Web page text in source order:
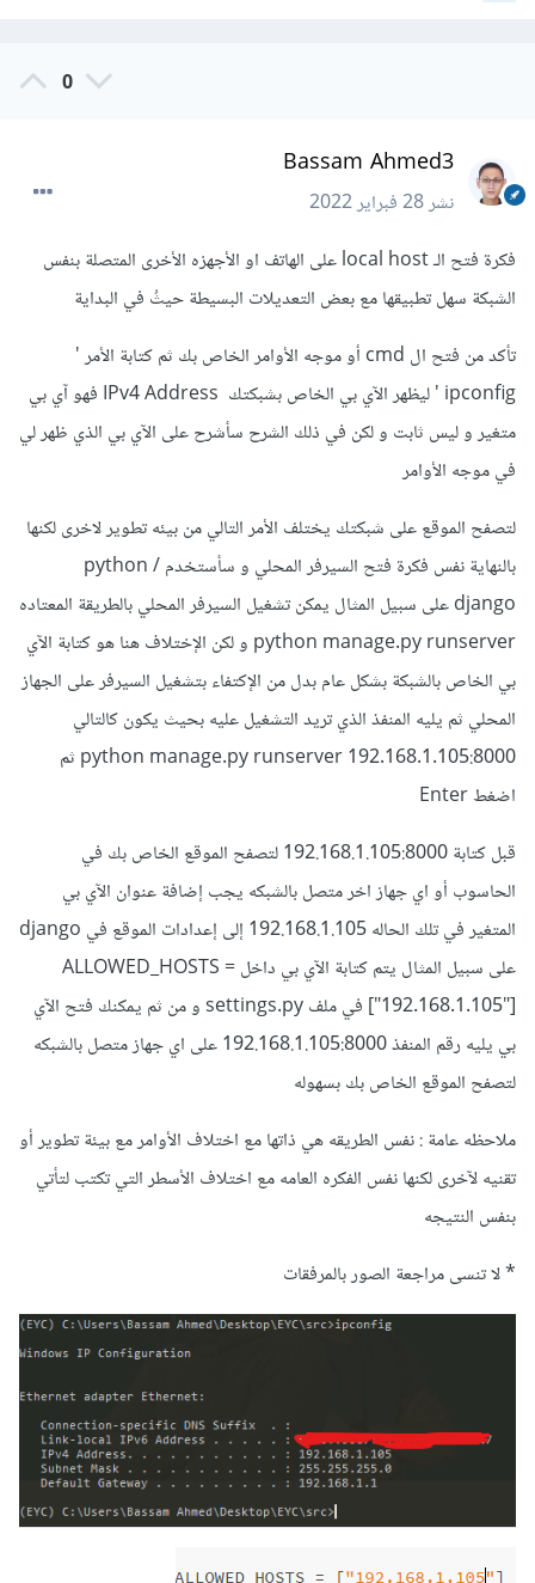
0
Bassam Ahmed3
نشر28 فبراير 2022
فكرة فتح الـ local host على الهاتف او الأجهزه الأخرى المتصلة بنفس
الشبكة سهل تطبيقها مع بعض التعديلات البسيطة حيثُ في البداية
تأكد من فتح ال cmd أو موجه الأوامر الخاص بك ثم كتابة الأمر '
ipconfig ' ليظهر الآي بي الخاص بشبكتك IPv4 Address فهو آي بي
متغير و ليس ثابت و لكن في ذلك الشرح سأشرح على الآي بي الذي ظهر لي
في موجه الأوامر
لتصفح الموقع على شبكتك يختلف الأمر التالي من بيئه تطوير لاخرى لكنها
بالنهاية نفس فكرة فتح السيرفر المحلي و سأستخدم python /
django على سبيل المثال يمكن تشغيل السيرفر المحلي بالطريقة المعتاده
python manage.py runserver و لكن الإختلاف هنا هو كتابة الآي
بي الخاص بالشبكة بشكل عام بدل من الإكتفاء بتشغيل السيرفر على الجهاز
المحلي ثم يليه المنفذ الذي تريد التشغيل عليه بحيث يكون كالتالي
python manage.py runserver 192.168.1.105:8000 ثم
اضغط Enter
قبل كتابة 192.168.1.105:8000 لتصفح الموقع الخاص بك في
الحاسوب أو اي جهاز اخر متصل بالشبكه يجب إضافة عنوان الآي بي
المتغير في تلك الحاله 192.168.1.105 إلى إعدادات الموقع في django
على سبيل المثال يتم كتابة الآي بي داخل ALLOWED_HOSTS =
["192.168.1.105"] في ملف settings.py و من ثم يمكنك فتح الآي
بي يليه رقم المنفذ 192.168.1.105:8000 على اي جهاز متصل بالشبكه
لتصفح الموقع الخاص بك بسهوله
ملاحظه عامة : نفس الطريقه هي ذاتها مع اختلاف الأوامر مع بيئة تطوير أو
تقنيه لآخرى لكنها نفس الفكره العامه مع اختلاف الأسطر التي تكتب لتأتي
بنفس النتيجه
* لا تنسى مراجعة الصور بالمرفقات